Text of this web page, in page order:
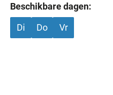
Beschikbare dagen:
Di
Do Vr